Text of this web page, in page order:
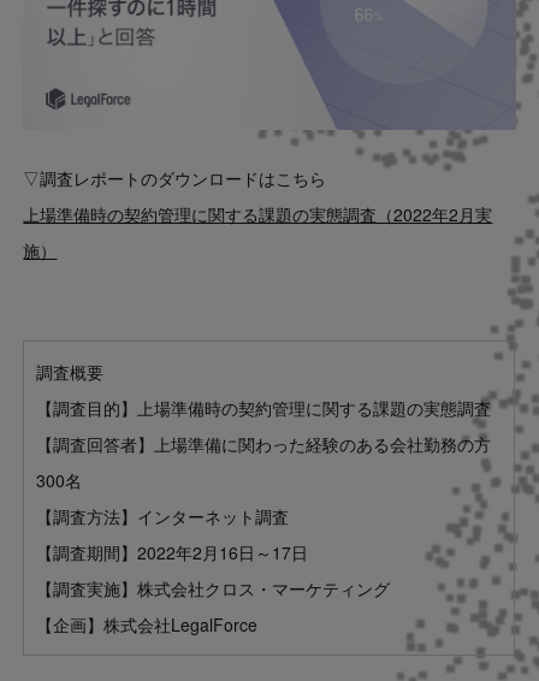
▽調査レポートのダウンロードはこちら
上場準備時の契約管理に関する課題の実態調査（2022年2月実
施）
調査概要
【調査目的】上場準備時の契約管理に関する課題の実態調査
【調査回答者】上場準備に関わった経験のある会社勤務の方
300名
【調査方法】インターネット調査
【調査期間】2022年2月16日～17日
【調査実施】株式会社クロス・マーケティング
【企画】株式会社LegalForce